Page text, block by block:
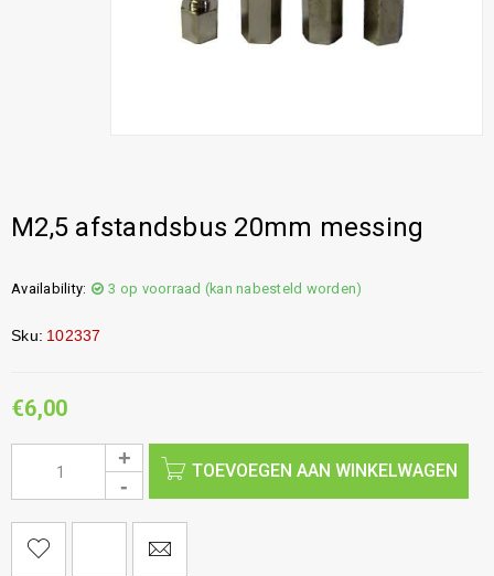
M2,5 afstandsbus 20mm messing
Availability: 3 op voorraad (kan nabesteld worden)
Sku: 102337
€6,00
TOEVOEGEN AAN WINKELWAGEN